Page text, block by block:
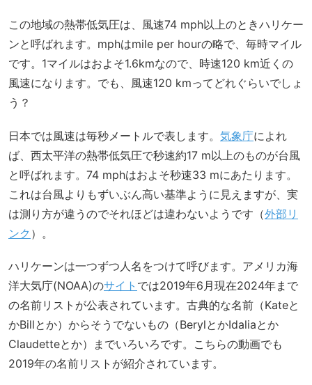
この地域の熱帯低気圧は、風速74 mph以上のときハリケー
ンと呼ばれます。mphはmile per hourの略で、毎時マイル
です。1マイルはおよそ1.6kmなので、時速120 km近くの
風速になります。でも、風速120 kmってどれぐらいでしょ
う？
日本では風速は毎秒メートルで表します。 気象庁によれ
ば、西太平洋の熱帯低気圧で秒速約17 m以上のものが台風
と呼ばれます。74 mphはおよそ秒速33 mにあたります。
これは台風よりもずいぶん高い基準ように見えますが、実
は測り方が違うのでそれほどは違わないようです（外部リ
ンク ）。
ハリケーンは一つずつ人名をつけて呼びます。アメリカ海
洋大気庁(NOAA)のサイト では2019年6月現在2024年まで
の名前リストが公表されています。古典的な名前（Kateと
かBillとか）からそうでないもの（BerylとかIdaliaとか
Claudetteとか）までいろいろです。こちらの動画でも
2019年の名前リストが紹介されています。